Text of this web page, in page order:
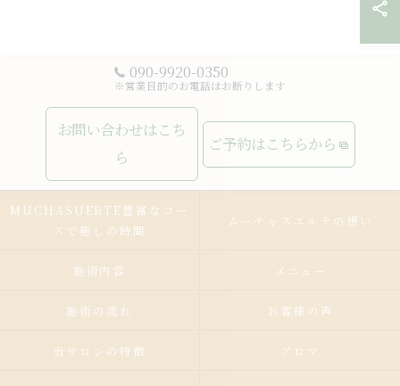
090-9920-0350
※営業目的のお電話はお断りします
お問い合わせはこち
ら
ご予約はこちらから
MUCHASUERTE豊富なコー
スで癒しの時間
ムーチャスエルテの想い
施術内容 メニュー
施術の流れ お客様の声
当サロンの特徴 アロマ